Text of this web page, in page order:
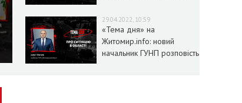
29.04.2022, 10:59
«Тема дня» на
Житомир.info: новий
начальник ГУНП розповість